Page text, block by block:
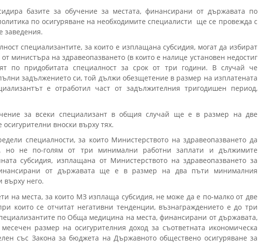
базите за обучение за местата, финансирани от държавата по
по осигуряване на необходимите специалисти ще се провежда с
заведения.
специализантите, за които е изплащана субсидия, могат да избират
министъра на здравеопазването (в които е налице установен недостиг
по придобитата специалност за срок от три години. В случай че
задължението си, той дължи обезщетение в размер на изплатената
е отработил част от задължителния тригодишен период,
за всеки специализант в общия случай ще е в размер на две
вноски върху тях.
специалности, за които Министерството на здравеопазването да
но не по-голям от три минимални работни заплати и дължимите
субсидия, изплащана от Министерството на здравеопазването за
от държавата ще е в размер на два пъти минималния
върху него.
на места, за които МЗ изплаща субсидия, не може да е по-малко от две
които се отчитат негативни тенденции, възнаграждението е до три
по Обща медицина на места, финансирани от държавата,
размер на осигурителния доход за съответната икономическа
със Закона за бюджета на Държавното обществено осигуряване за